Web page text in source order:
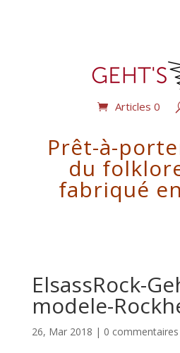
Articles 0
Prêt-à-
du
fabriqué
ElsassRock-
modele-
26, Mar 2018 | 0 commentaires